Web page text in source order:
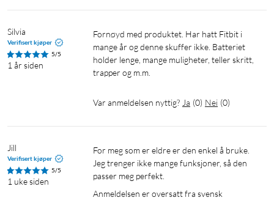
middels intens eller 75 minutter med intens aktivitet per uke.
Daglig aktivitet
Alle deler av dagen påvirker målene dine. Derfor registrerer
Fitbit Inspire 3 alle skritt, distanser og kaloriforbrenning i
kroppen din bruker oksygen under treningen. Det gir deg en
Dra nytte av Fitbit-appen ved å logge måltidene dine og
sammenligne kaloriinntak med kaloriforbrenning.
Mer enn 20 treningsmoduser og Smarttrack
Silvia
Verifisert kjøper
5/5
1 år siden
Fornøyd med produktet. Har hatt Fitbit i
mange år og denne skuffer ikke. Batteriet
holder lenge, mange muligheter, teller skritt,
trapper og m.m.
Var anmeldelsen nyttig? Ja (0) Nei (0)
Jill
Verifisert kjøper
5/5
1 uke siden
For meg som er eldre er den enkel å bruke.
Jeg trenger ikke mange funksjoner, så den
passer meg perfekt.
Anmeldelsen er oversatt fra svensk